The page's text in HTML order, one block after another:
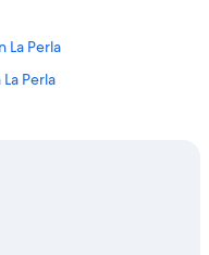
La Perla
Perla
Perla
Gallegos